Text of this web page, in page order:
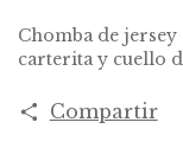
Chomba de
carterita y cuello
Compartir